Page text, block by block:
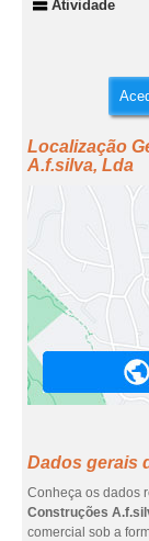
Atividade
Localização
A.f.silva, Lda
Dados gerais
Conheça os dados
Construções
comercial sob a